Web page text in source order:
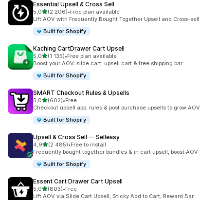
Essential Upsell & Cross Sell
5,0z 5 hvězd
(2 206)
Celkový počet recenzí: 2206
•Free plan available
Lift AOV with Frequently Bought Together Upsell and Cross-sell
Built for Shopify
Kaching CartDrawer Cart Upsell
5,0z 5 hvězd
(1 135)
Celkový počet recenzí: 1135
•Free plan available
Boost your AOV: slide cart, upsell cart & free shipping bar
Built for Shopify
SMART Checkout Rules & Upsells
5,0z 5 hvězd
(602)
Celkový počet recenzí: 602
•Free
Checkout upsell app, rules & post purchase upsells to grow AOV
Built for Shopify
Upsell & Cross Sell — Selleasy
4,9z 5 hvězd
(2 485)
Celkový počet recenzí: 2485
•Free to install
Frequently bought together bundles & in cart upsell, boost AOV
Built for Shopify
Essent Cart Drawer Cart Upsell
5,0z 5 hvězd
(803)
Celkový počet recenzí: 803
•Free
Lift AOV via Slide Cart Upsell, Sticky Add to Cart, Reward Bar